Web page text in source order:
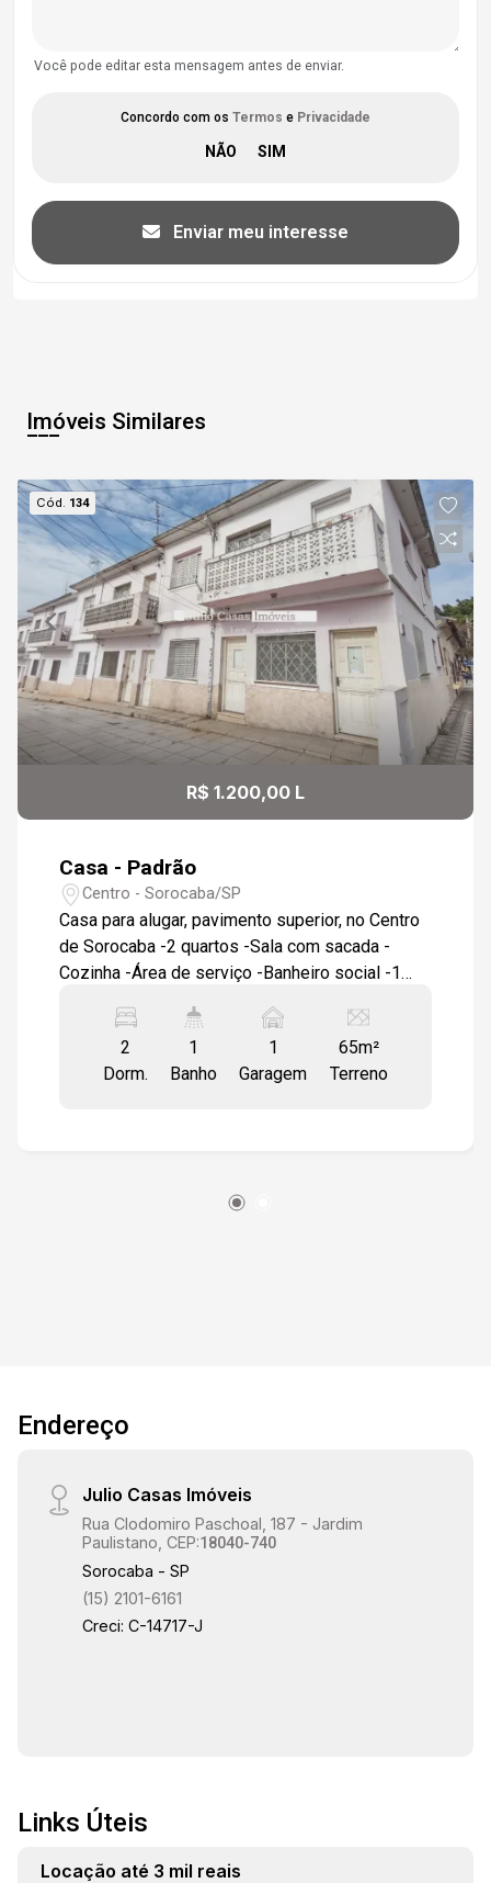
Você pode editar esta mensagem antes de enviar.
Concordo com os Termos e Privacidade
Enviar meu interesse
Imóveis Similares
Cód. 134
R$ 1.200,00 L
Casa - Padrão
Centro - Sorocaba/SP
Casa para alugar, pavimento superior, no Centro
de Sorocaba -2 quartos -Sala com sacada -
Cozinha -Área de serviço -Banheiro social -1
piso em taco de madeira, demais ambientes em
piso cerâmico. -Próximo a UNISO-Universidade
de Sorocaba -A 3 minutos do Shopping
2
Dorm.
1
Banho
1
Garagem
65m²
Terreno
Endereço
Julio Casas Imóveis
Rua Clodomiro Paschoal, 187 - Jardim
Paulistano, CEP:18040-740
Sorocaba - SP
(15) 2101-6161
Creci: C-14717-J
Links Úteis
Locação até 3 mil reais